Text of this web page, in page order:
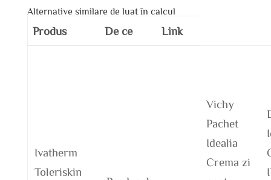
Alternative similare de luat în calcul
Produs De ce Link
Ivatherm
Toleriskin
Vichy
Pachet
Idealia
Crema zi